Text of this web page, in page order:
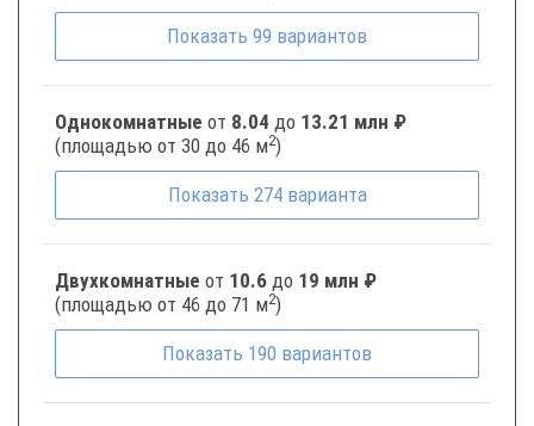
Показать 99 вариантов
Однокомнатные от 8.04 до 13.21 млн ₽
(площадью от 30 до 46 м2)
Показать 274 варианта
Двухкомнатные от 10.6 до 19 млн ₽
(площадью от 46 до 71 м2)
Показать 190 вариантов